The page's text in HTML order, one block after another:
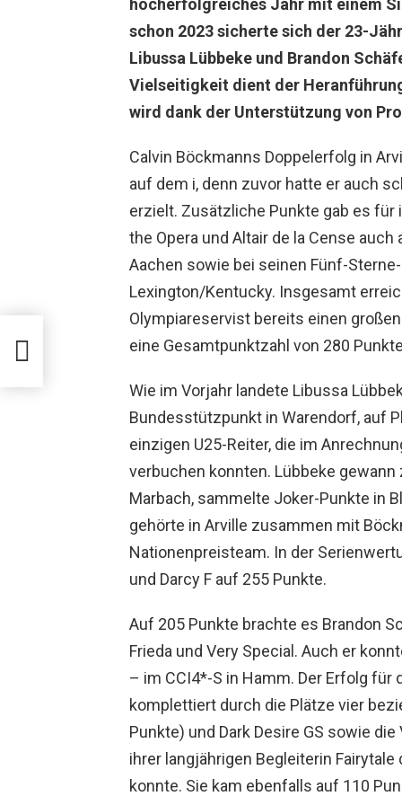
hocherfolgreiches Jahr mit einem
schon 2023 sicherte sich der 23-
Libussa Lübbeke und Brandon
Vielseitigkeit dient der
wird dank der Unterstützung von
Calvin Böckmanns Doppelerfolg in
auf dem i, denn zuvor hatte er auch
erzielt. Zusätzliche Punkte gab es
the Opera und Altair de la Cense
Aachen sowie bei seinen Fünf-
Lexington/Kentucky. Insgesamt
Olympiareservist bereits einen
eine Gesamtpunktzahl von 280
Wie im Vorjahr landete Libussa
Bundesstützpunkt in Warendorf, auf
einzigen U25-Reiter, die im
verbuchen konnten. Lübbeke
Marbach, sammelte Joker-Punkte in
gehörte in Arville zusammen mit
Nationenpreisteam. In der
und Darcy F auf 255 Punkte.
Auf 205 Punkte brachte es Brandon
Frieda und Very Special. Auch er
– im CCI4*-S in Hamm. Der Erfolg
komplettiert durch die Plätze vier
Punkte) und Dark Desire GS sowie
ihrer langjährigen Begleiterin
konnte. Sie kam ebenfalls auf 110